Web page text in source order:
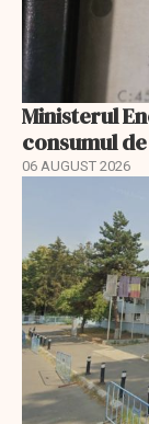
Ministerul
consumul
06 AUGUST 2026